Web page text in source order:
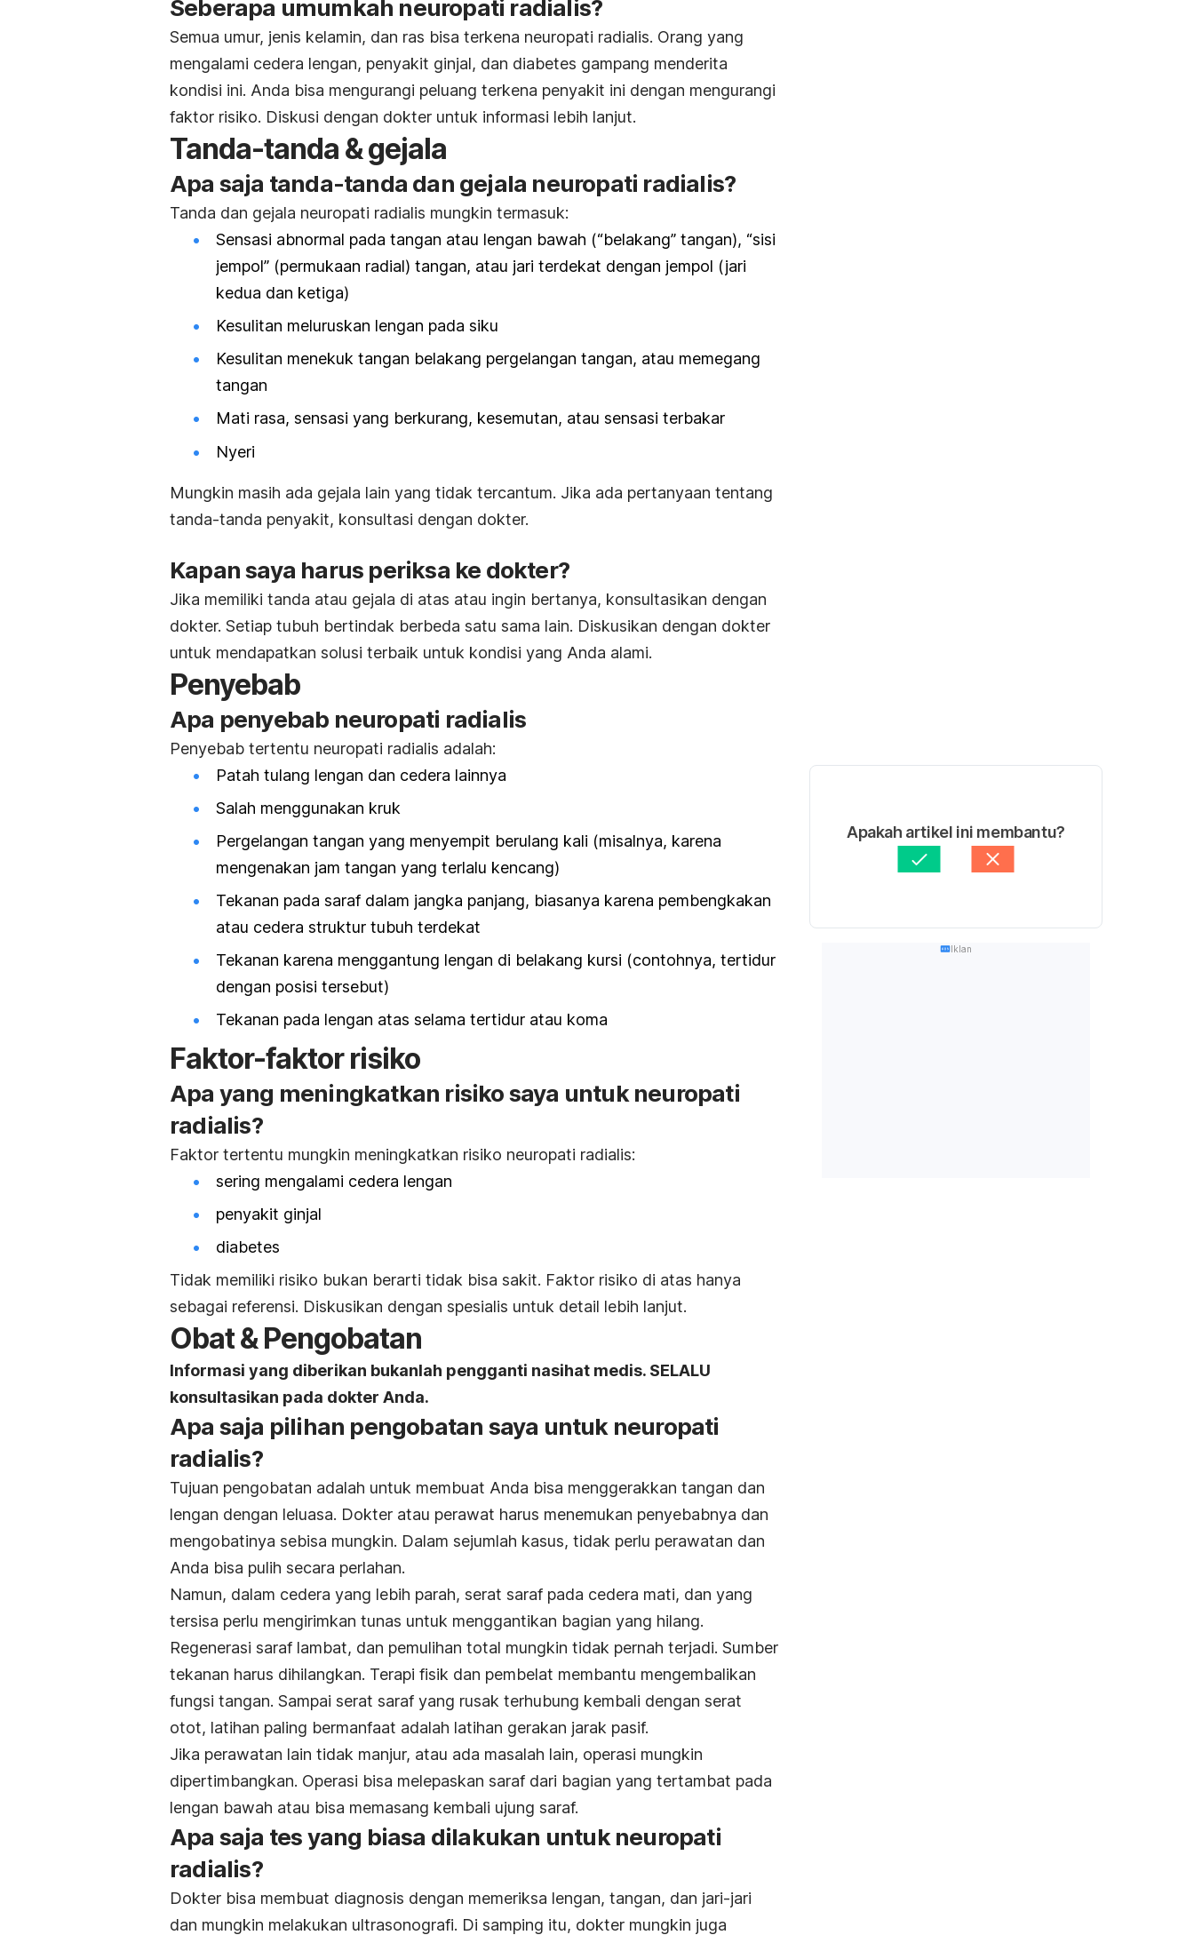
Seberapa umumkah neuropati radialis?
Semua umur, jenis kelamin, dan ras bisa terkena neuropati radialis. Orang yang
mengalami cedera lengan, penyakit ginjal, dan diabetes gampang menderita
kondisi ini. Anda bisa mengurangi peluang terkena penyakit ini dengan mengurangi
faktor risiko. Diskusi dengan dokter untuk informasi lebih lanjut.
Tanda-tanda & gejala
Apa saja tanda-tanda dan gejala neuropati radialis?
Tanda dan gejala neuropati radialis mungkin termasuk:
Sensasi abnormal pada tangan atau lengan bawah (“belakang” tangan), “sisi
jempol” (permukaan radial) tangan, atau jari terdekat dengan jempol (jari
kedua dan ketiga)
Kesulitan meluruskan lengan pada siku
Kesulitan menekuk tangan belakang pergelangan tangan, atau memegang
tangan
Mati rasa, sensasi yang berkurang, kesemutan, atau sensasi terbakar
Nyeri
Mungkin masih ada gejala lain yang tidak tercantum. Jika ada pertanyaan tentang
tanda-tanda penyakit, konsultasi dengan dokter.
Kapan saya harus periksa ke dokter?
Jika memiliki tanda atau gejala di atas atau ingin bertanya, konsultasikan dengan
dokter. Setiap tubuh bertindak berbeda satu sama lain. Diskusikan dengan dokter
untuk mendapatkan solusi terbaik untuk kondisi yang Anda alami.
Penyebab
Apa penyebab neuropati radialis
Penyebab tertentu neuropati radialis adalah:
Patah tulang lengan dan cedera lainnya
Salah menggunakan kruk
Pergelangan tangan yang menyempit berulang kali (misalnya, karena
mengenakan jam tangan yang terlalu kencang)
Tekanan pada saraf dalam jangka panjang, biasanya karena pembengkakan
atau cedera struktur tubuh terdekat
Tekanan karena menggantung lengan di belakang kursi (contohnya, tertidur
dengan posisi tersebut)
Tekanan pada lengan atas selama tertidur atau koma
Faktor-faktor risiko
Apa yang meningkatkan risiko saya untuk neuropati
radialis?
Faktor tertentu mungkin meningkatkan risiko neuropati radialis:
sering mengalami cedera lengan
penyakit ginjal
diabetes
Tidak memiliki risiko bukan berarti tidak bisa sakit. Faktor risiko di atas hanya
sebagai referensi. Diskusikan dengan spesialis untuk detail lebih lanjut.
Obat & Pengobatan
Informasi yang diberikan bukanlah pengganti nasihat medis. SELALU
konsultasikan pada dokter Anda.
Apa saja pilihan pengobatan saya untuk neuropati
radialis?
Tujuan pengobatan adalah untuk membuat Anda bisa menggerakkan tangan dan
lengan dengan leluasa. Dokter atau perawat harus menemukan penyebabnya dan
mengobatinya sebisa mungkin. Dalam sejumlah kasus, tidak perlu perawatan dan
Anda bisa pulih secara perlahan.
Namun, dalam cedera yang lebih parah, serat saraf pada cedera mati, dan yang
tersisa perlu mengirimkan tunas untuk menggantikan bagian yang hilang.
Regenerasi saraf lambat, dan pemulihan total mungkin tidak pernah terjadi. Sumber
tekanan harus dihilangkan. Terapi fisik dan pembelat membantu mengembalikan
fungsi tangan. Sampai serat saraf yang rusak terhubung kembali dengan serat
otot, latihan paling bermanfaat adalah latihan gerakan jarak pasif.
Jika perawatan lain tidak manjur, atau ada masalah lain, operasi mungkin
dipertimbangkan. Operasi bisa melepaskan saraf dari bagian yang tertambat pada
lengan bawah atau bisa memasang kembali ujung saraf.
Apa saja tes yang biasa dilakukan untuk neuropati
radialis?
Dokter bisa membuat diagnosis dengan memeriksa lengan, tangan, dan jari-jari
dan mungkin melakukan ultrasonografi. Di samping itu, dokter mungkin juga
Apakah artikel ini membantu?
Iklan